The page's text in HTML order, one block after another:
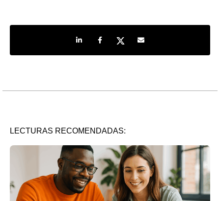
Share on LinkedIn
Share on Facebook
Share on TwitterShare by e-mail
LECTURAS RECOMENDADAS: